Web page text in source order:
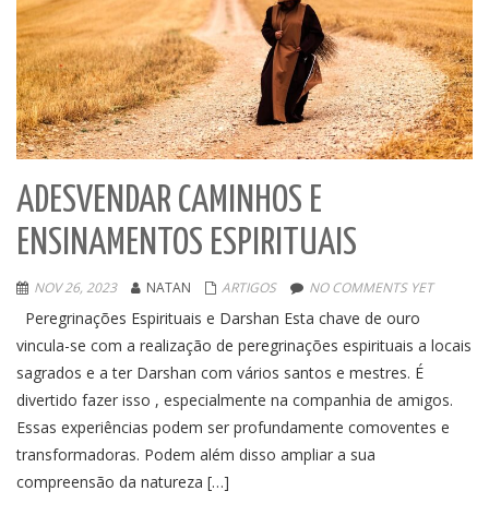
ADESVENDAR CAMINHOS E
ENSINAMENTOS ESPIRITUAIS
NOV 26, 2023 NATAN ARTIGOS NO COMMENTS YET
Peregrinações Espirituais e Darshan Esta chave de ouro
vincula-se com a realização de peregrinações espirituais a locais
sagrados e a ter Darshan com vários santos e mestres. É
divertido fazer isso , especialmente na companhia de amigos.
Essas experiências podem ser profundamente comoventes e
transformadoras. Podem além disso ampliar a sua
compreensão da natureza […]